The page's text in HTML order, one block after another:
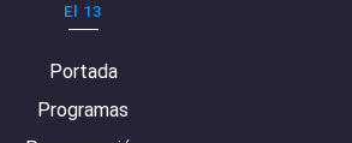
El 13
Portada
Programas